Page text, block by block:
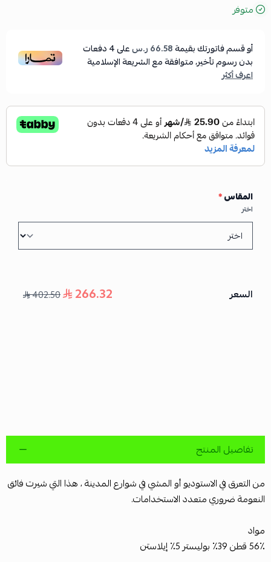
متوفر
أو قسم فاتورتك بقيمة66.58 ر.س على4دفعات
بدون رسوم تأخير، متوافقة مع الشريعة الإسلامية
اعرف أكثر
المقاس*
اختر
السعر 266.32
402.50
تفاصيل المنتج
من التعرق في الاستوديو أو المشي في شوارع المدينة ، هذا التي شيرت فائق
النعومة ضروري متعدد الاستخدامات.
مواد
56٪ قطن 39٪ بوليستر 5٪ إيلاستن